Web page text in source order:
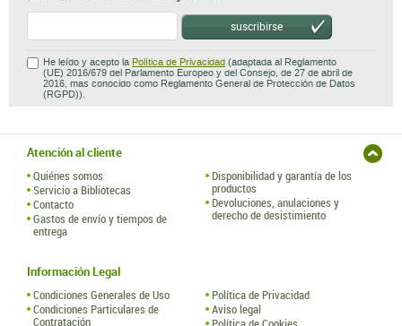
suscribirse
He leído y acepto la Política de Privacidad (adaptada al Reglamento
(UE) 2016/679 del Parlamento Europeo y del Consejo, de 27 de abril de
2016, mas conocido como Reglamento General de Protección de Datos
(RGPD)).
Atención al cliente
Quiénes somos
Servicio a Bibliotecas
Contacto
Gastos de envío y tiempos de
entrega
Disponibilidad y garantía de los
productos
Devoluciones, anulaciones y
derecho de desistimiento
Información Legal
Condiciones Generales de Uso
Condiciones Particulares de
Contratación
Política de Privacidad
Aviso legal